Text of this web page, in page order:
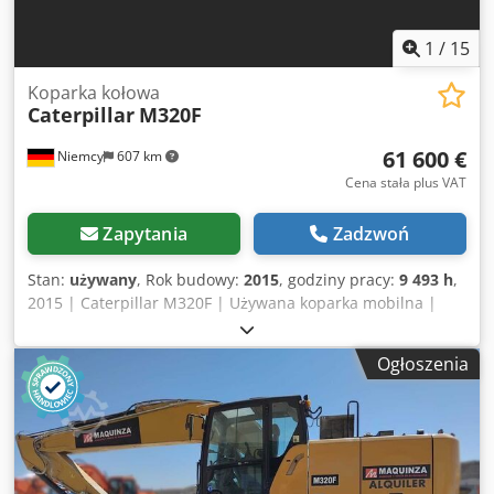
1 / 15
Niemcy 607 km
Koparka kołowa
Caterpillar M320F
61 600 €
Cena stała plus VAT
Zapytania Zadzwoń
Stan: używany, Rok budowy: 2015, godziny pracy: 9 493 h,
2015 | Caterpillar M320F | Używana koparka mobilna |
9493 godziny 📍Lokalizacja: Niemcy 🚛 Możliwość dostawy
do miejsca docelowego – skorzystaj z naszego kalkulatora
kosztów transportu, aby oszacować koszty! 💰 Kup teraz za
61 600 EUR lub złóż ofertę. Płatność przy odbiorze możliwa
za niewielką opłatą (po akceptacji)* 👷‍♂️ Przegląd
przeprowadzony przez niezależnego eksperta 56 punktów
kontrolnych, 48 zatwierdzonych ✅, 8 wymaga poprawek ℹ️, 0
usterek ⚠️ 📌 Komentarz inspektora: Dedpfx Aozhw Ekem
Ogłoszenia